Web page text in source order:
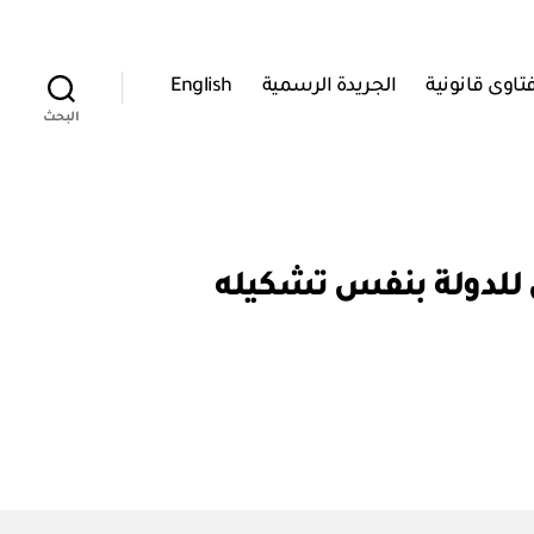
قانونية الجريدة الرسمية English
البحث
للدولة بنفس تشكيله